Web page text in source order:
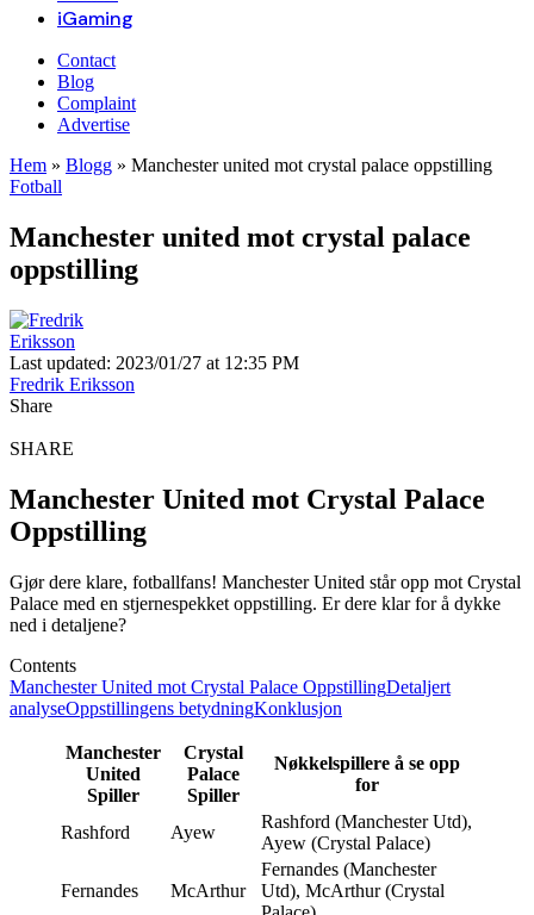
iGaming
Contact
Blog
Complaint
Advertise
Hem » Blogg » Manchester united mot crystal palace oppstilling
Fotball
Manchester united mot crystal palace
oppstilling
Last updated: 2023/01/27 at 12:35 PM
Fredrik Eriksson
Share
SHARE
Manchester United mot Crystal Palace
Oppstilling
Gjør dere klare, fotballfans! Manchester United står opp mot Crystal
Palace med en stjernespekket oppstilling. Er dere klar for å dykke
ned i detaljene?
Contents
Manchester United mot Crystal Palace OppstillingDetaljert
analyseOppstillingens betydningKonklusjon
Manchester
United
Spiller
Crystal
Palace
Spiller
Nøkkelspillere å se opp
for
Rashford Ayew
Rashford (Manchester Utd),
Ayew (Crystal Palace)
Fernandes McArthur
Fernandes (Manchester
Utd), McArthur (Crystal